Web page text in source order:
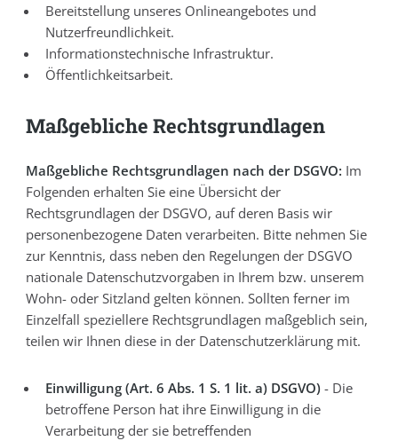
Bereitstellung unseres Onlineangebotes und
Nutzerfreundlichkeit.
Informationstechnische Infrastruktur.
Öffentlichkeitsarbeit.
Maßgebliche Rechtsgrundlagen
Maßgebliche Rechtsgrundlagen nach der DSGVO: Im
Folgenden erhalten Sie eine Übersicht der
Rechtsgrundlagen der DSGVO, auf deren Basis wir
personenbezogene Daten verarbeiten. Bitte nehmen Sie
zur Kenntnis, dass neben den Regelungen der DSGVO
nationale Datenschutzvorgaben in Ihrem bzw. unserem
Wohn- oder Sitzland gelten können. Sollten ferner im
Einzelfall speziellere Rechtsgrundlagen maßgeblich sein,
teilen wir Ihnen diese in der Datenschutzerklärung mit.
Einwilligung (Art. 6 Abs. 1 S. 1 lit. a) DSGVO) - Die
betroffene Person hat ihre Einwilligung in die
Verarbeitung der sie betreffenden